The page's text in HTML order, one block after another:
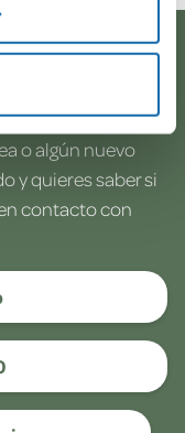
a tu cuenta? ¿Te
o algún nuevo
y quieres saber si
contacto con